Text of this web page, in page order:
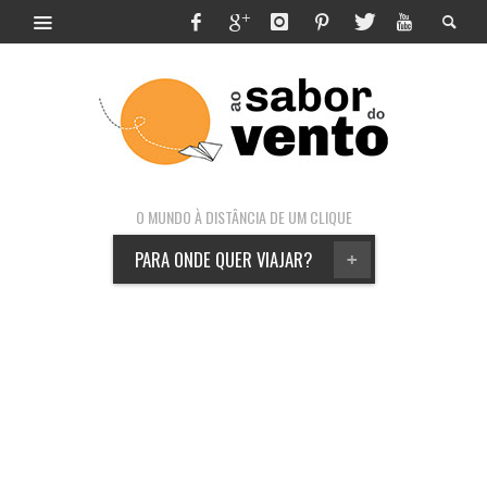
O MUNDO À DISTÂNCIA DE UM CLIQUE
+
PARA ONDE QUER VIAJAR?